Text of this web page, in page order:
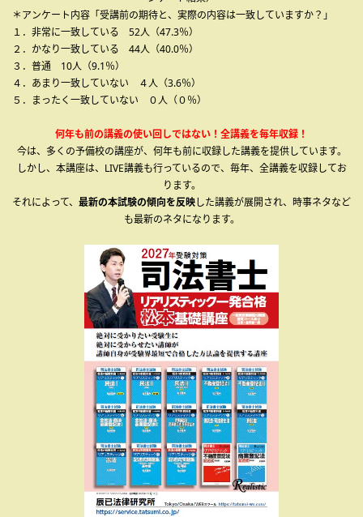
＊アンケート内容「受講前の期待と、実際の内容は一致していますか？」
１．非常に一致している 52人（47.3％）
２．かなり一致している 44人（40.0％）
３．普通 10人（9.1％）
４．あまり一致していない ４人（3.6％）
５．まったく一致していない ０人（０％）
何年も前の講義の使い回しではない！全講義を毎年収録！
今は、多くの予備校の講座が、何年も前に収録した講義を提供しています。
しかし、本講座は、LIVE講義も行っているので、毎年、全講義を収録してお
ります。
それによって、 最新の本試験の傾向を反映した講義が展開され、時事ネタなど
も最新のネタになります。